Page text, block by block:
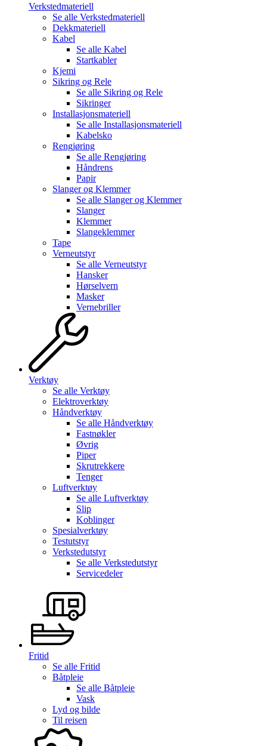
Verkstedmateriell
Se alle Verkstedmateriell
Dekkmateriell
Kabel
Se alle Kabel
Startkabler
Kjemi
Sikring og Rele
Se alle Sikring og Rele
Sikringer
Installasjonsmateriell
Se alle Installasjonsmateriell
Kabelsko
Rengjøring
Se alle Rengjøring
Håndrens
Papir
Slanger og Klemmer
Se alle Slanger og Klemmer
Slanger
Klemmer
Slangeklemmer
Tape
Verneutstyr
Se alle Verneutstyr
Hansker
Hørselvern
Masker
Vernebriller
Verktøy
Se alle Verktøy
Elektroverktøy
Håndverktøy
Se alle Håndverktøy
Fastnøkler
Øvrig
Piper
Skrutrekkere
Tenger
Luftverktøy
Se alle Luftverktøy
Slip
Koblinger
Spesialverktøy
Testutstyr
Verkstedutstyr
Se alle Verkstedutstyr
Servicedeler
Fritid
Se alle Fritid
Båtpleie
Se alle Båtpleie
Vask
Lyd og bilde
Til reisen